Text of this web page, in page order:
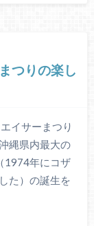
つりの楽し
イサーまつり
縄県内最大の
1974年にコザ
た）の誕生を